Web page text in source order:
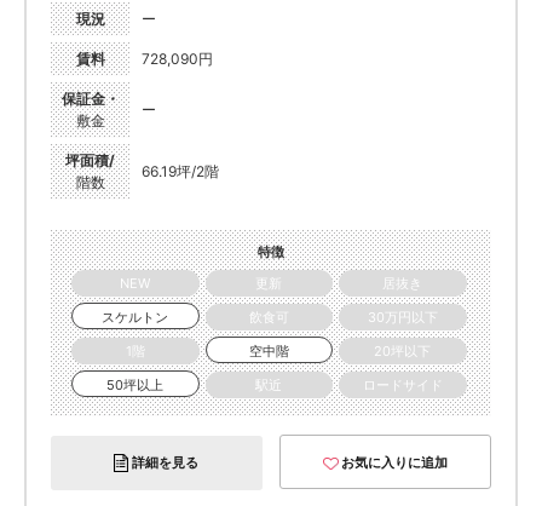
現況 ー
賃料 728,090円
保証金・
敷金
ー
坪面積/
階数
66.19坪/2階
特徴
NEW
更新
居抜き
スケルトン
飲食可
30万円以下
1階
空中階
20坪以下
50坪以上
駅近 ロードサイド
詳細を見る お気に入りに追加